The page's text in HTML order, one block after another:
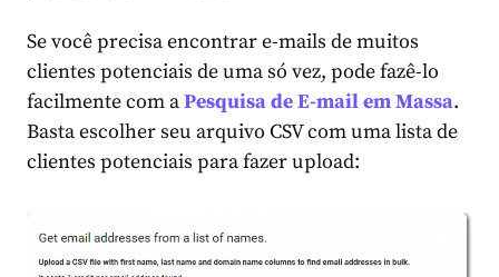
Se você precisa encontrar e-mails de muitos
clientes potenciais de uma só vez, pode fazê-lo
facilmente com aPesquisa de E-mail em Massa.
Basta escolher seu arquivo CSV com uma lista de
clientes potenciais para fazer upload: